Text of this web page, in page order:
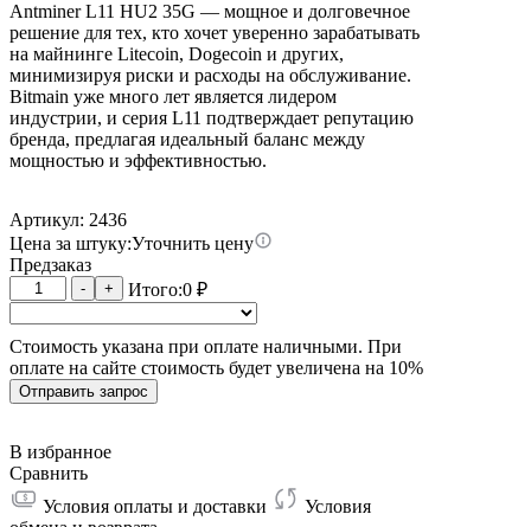
Antminer L11 HU2 35G — мощное и долговечное
решение для тех, кто хочет уверенно зарабатывать
на майнинге Litecoin, Dogecoin и других,
минимизируя риски и расходы на обслуживание.
Bitmain уже много лет является лидером
индустрии, и серия L11 подтверждает репутацию
бренда, предлагая идеальный баланс между
мощностью и эффективностью.
Артикул: 2436
Цена за штуку:Уточнить цену
Предзаказ
Количество
товара
Antminer
L11
HU2
35G
- + Итого:0₽
Стоимость указана при оплате наличными. При
оплате на сайте стоимость будет увеличена на 10%
Отправить запрос
В избранное
Сравнить
Условия оплаты и доставки
Условия